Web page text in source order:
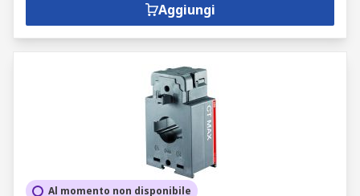
Aggiungi
Al momento non disponibile